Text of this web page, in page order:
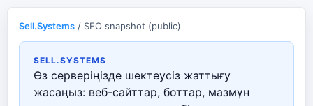
Sell.Systems / SEO snapshot (public)
SELL.SYSTEMS
Өз серверіңізде шектеусіз жаттығу
жасаңыз: веб-сайттар, боттар, мазмұн